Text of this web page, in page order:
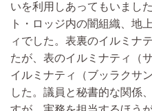
いを利用しあってもいまし
ト・ロッジ内の闇組織、地
ィでした。表裏のイルミナ
たが、表のイルミナティ（
イルミナティ（ブッラクサ
した。議員と秘書的な関係